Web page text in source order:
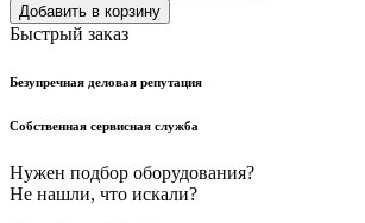
Добавить в корзину
Быстрый заказ
Безупречная деловая репутация
Собственная сервисная служба
Нужен подбор оборудования?
Не нашли, что искали?